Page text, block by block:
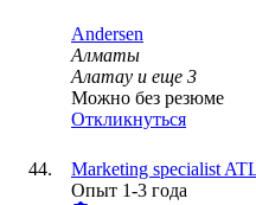
Andersen
Алматы
Алатау и еще 3
Можно без резюме
Откликнуться
Marketing specialist
Опыт 1-3 года